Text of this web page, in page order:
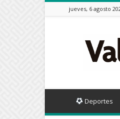
jueves, 6 agosto
Deportes